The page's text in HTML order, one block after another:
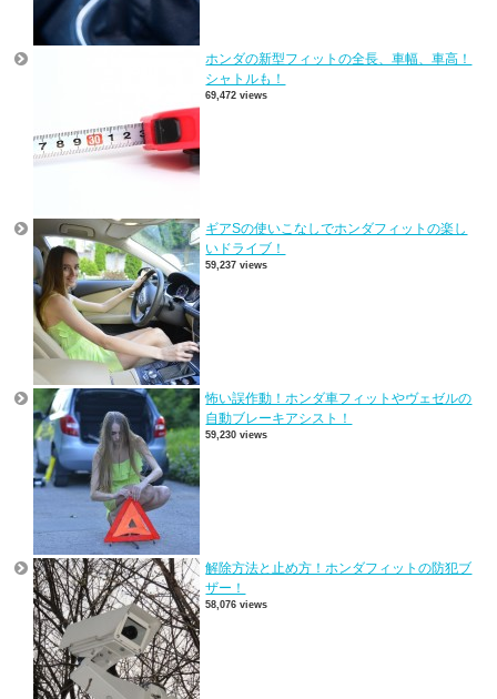
ホンダの新型フィットの全長、車幅、車高！
シャトルも！
69,472 views
ギアSの使いこなしでホンダフィットの楽し
いドライブ！
59,237 views
怖い誤作動！ホンダ車フィットやヴェゼルの
自動ブレーキアシスト！
59,230 views
解除方法と止め方！ホンダフィットの防犯ブ
ザー！
58,076 views